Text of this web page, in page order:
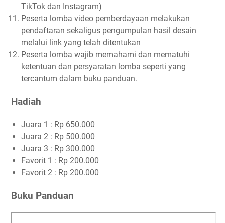
TikTok dan Instagram)
Peserta lomba video pemberdayaan melakukan
pendaftaran sekaligus pengumpulan hasil desain
melalui link yang telah ditentukan
Peserta lomba wajib memahami dan mematuhi
ketentuan dan persyaratan lomba seperti yang
tercantum dalam buku panduan.
Hadiah
Juara 1 : Rp 650.000
Juara 2 : Rp 500.000
Juara 3 : Rp 300.000
Favorit 1 : Rp 200.000
Favorit 2 : Rp 200.000
Buku Panduan